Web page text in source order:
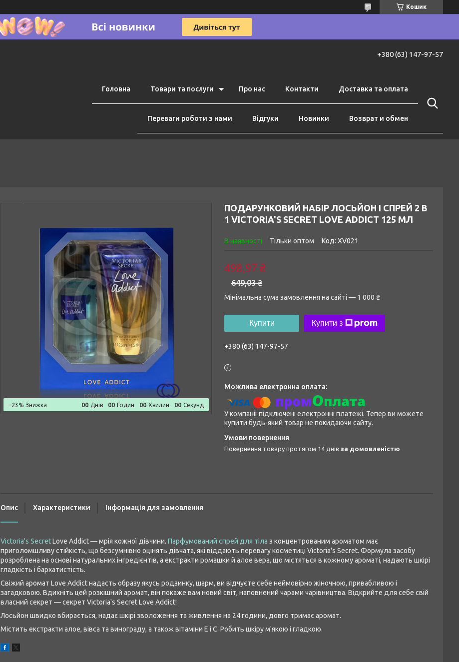
Кошик
+380 (63) 147-97-57
Головна Товари та послуги Про нас Контакти Доставка та оплата
Переваги роботи з нами Відгуки Новинки Возврат и обмен
ПОДАРУНКОВИЙ НАБІР ЛОСЬЙОН І СПРЕЙ 2 В
1 VICTORIA'S SECRET LOVE ADDICT 125 МЛ
В наявності Тільки оптом Код: XV021
649,03 ₴
498,97 ₴
Мінімальна сума замовлення на сайті — 1 000 ₴
Купити Купити з
+380 (63) 147-97-57
У компанії підключені електронні платежі. Тепер ви можете
купити будь-який товар не покидаючи сайту.
повернення товару протягом 14 днів за домовленістю
–23% 00 Днів 00 Годин 00 Хвилин 00 Секунд
Опис Характеристики Інформація для замовлення
Victoria's SecretLove Addict — мрія кожної дівчини. Парфумований спрей для тіла з концентрованим ароматом має
приголомшливу стійкість, що безсумнівно оцінять дівчата, які віддають перевагу косметиці Victoria's Secret. Формула засобу
розроблена на основі натуральних інгредієнтів, а екстракти ромашки й алое вера, що містяться в кожному ароматі, надають шкірі
гладкість і бархатистість.
Свіжий аромат Love Addict надасть образу якусь родзинку, шарм, ви відчуєте себе неймовірно жіночною, привабливою і
загадковою. Вдихніть цей розкішний аромат, він покаже вам новий світ, наповнений чарами чарівництва. Відкрийте для себе свій
власний секрет — секрет Victoria's Secret Love Addict!
Лосьйон швидко вбирається, надає шкірі зволоження та живлення на 24 години, довго тримає аромат.
Містить екстракти алое, вівса та винограду, а також вітаміни E і C. Робить шкіру м'якою і гладкою.